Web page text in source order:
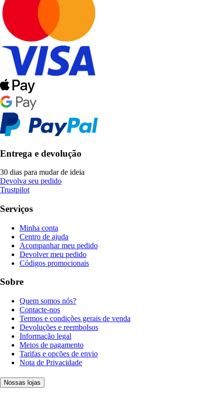
Entrega e devolução
30 dias para mudar de ideia
Devolva seu pedido
Trustpilot
Serviços
Minha conta
Centro de ajuda
Acompanhar meu pedido
Devolver meu pedido
Códigos promocionais
Sobre
Quem somos nós?
Contacte-nos
Termos e condições gerais de venda
Devoluções e reembolsos
Informação legal
Meios de pagamento
Tarifas e opções de envio
Nota de Privacidade
Nossas lojas